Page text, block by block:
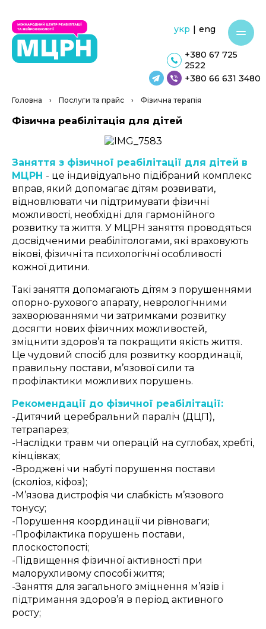
+380 66 631 3480
+380 67 725
2522
укр | eng
Головна › Послуги та прайс › Фізична терапія
Фізична реабілітація для дітей
Заняття з фізичної реабілітації для дітей в
МЦРН - це індивідуально підібраний комплекс
вправ, який допомагає дітям розвивати,
відновлювати чи підтримувати фізичні
можливості, необхідні для гармонійного
розвитку та життя. У МЦРН заняття проводяться
досвідченими реабілітологами, які враховують
вікові, фізичні та психологічні особливості
кожної дитини.
Такі заняття допомагають дітям з порушеннями
опорно-рухового апарату, неврологічними
захворюваннями чи затримками розвитку
досягти нових фізичних можливостей,
зміцнити здоров’я та покращити якість життя.
Це чудовий спосіб для розвитку координації,
правильну постави, м’язової сили та
профілактики можливих порушень.
Рекомендації до фізичної реабілітації:
-Дитячий церебральний параліч (ДЦП),
тетрапарез;
-Наслідки травм чи операцій на суглобах, хребті,
кінцівках;
-Вроджені чи набуті порушення постави
(сколіоз, кіфоз);
-М’язова дистрофія чи слабкість м’язового
тонусу;
-Порушення координації чи рівноваги;
-Профілактика порушень постави,
плоскостопості;
-Підвищення фізичної активності при
малорухливому способі життя;
-Заняття для загального зміцнення м’язів і
підтримання здоров’я в період активного
росту;